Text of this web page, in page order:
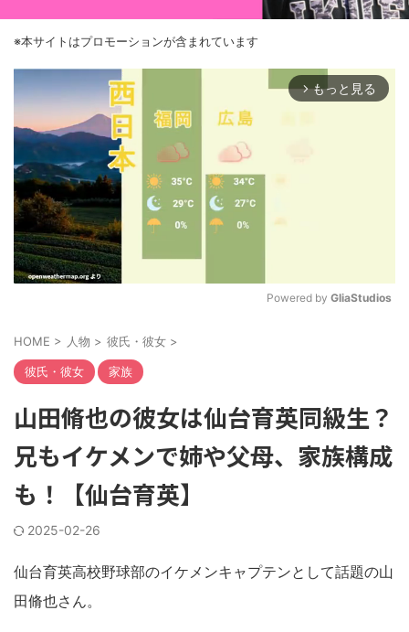
※本サイトはプロモーションが含まれています
arrow_forward_ios もっと見る
Powered by GliaStudios
HOME > 人物 > 彼氏・彼女 >
彼氏・彼女 家族
山田脩也の彼女は仙台育英同級生？
兄もイケメンで姉や父母、家族構成
も！【仙台育英】
2025-02-26
仙台育英高校野球部のイケメンキャプテンとして話題の山
田脩也さん。